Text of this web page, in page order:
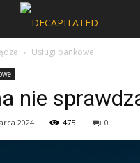
Usługi bankowe
nie
2024 475 0